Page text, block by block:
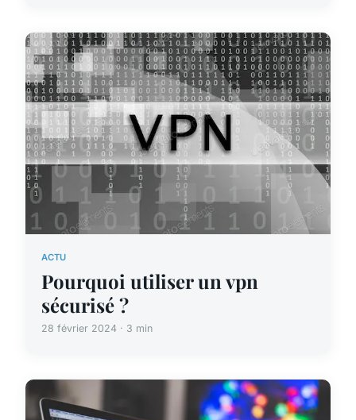
ACTU
Pourquoi utiliser un vpn
sécurisé ?
28 février 2024 · 3 min